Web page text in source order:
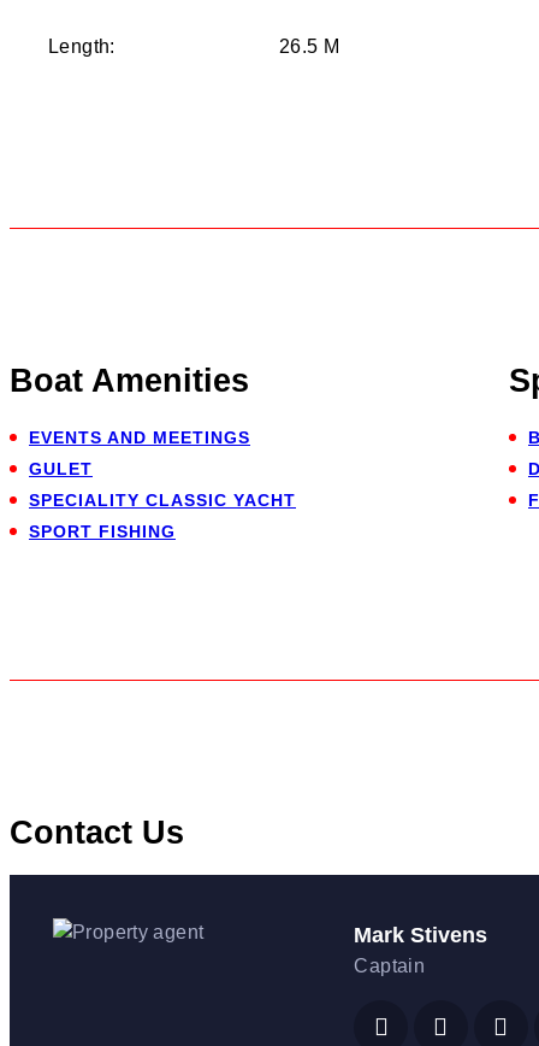
Length: 26.5 M
Boat Amenities
EVENTS AND MEETINGS
GULET
SPECIALITY CLASSIC YACHT
SPORT FISHING
Contact Us
Mark Stivens
Captain